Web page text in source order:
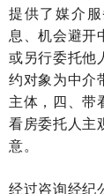
提供了媒介
息、机会避开
或另行委托他
约对象为中介
主体，四、带
看房委托人主
意。
经过咨询经纪